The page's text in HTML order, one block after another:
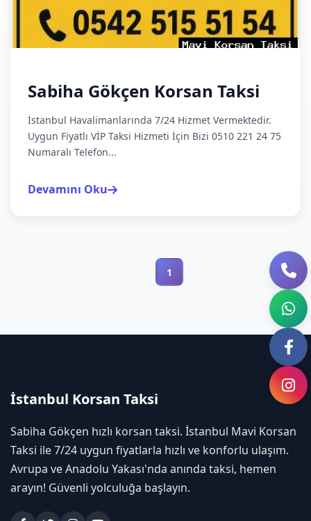
Sabiha Gökçen Korsan Taksi
İstanbul Havalimanlarında 7/24 Hizmet Vermektedir.
Uygun Fiyatlı VİP Taksi Hizmeti İçin Bizi 0510 221 24 75
Numaralı Telefon...
Devamını Oku
1
İstanbul Korsan Taksi
Sabiha Gökçen hızlı korsan taksi. İstanbul Mavi Korsan
Taksi ile 7/24 uygun fiyatlarla hızlı ve konforlu ulaşım.
Avrupa ve Anadolu Yakası'nda anında taksi, hemen
arayın! Güvenli yolculuğa başlayın.